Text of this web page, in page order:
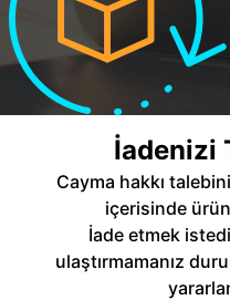
İadenizi
Cayma hakkı
içerisinde
İade etmek
ulaştırmamanız